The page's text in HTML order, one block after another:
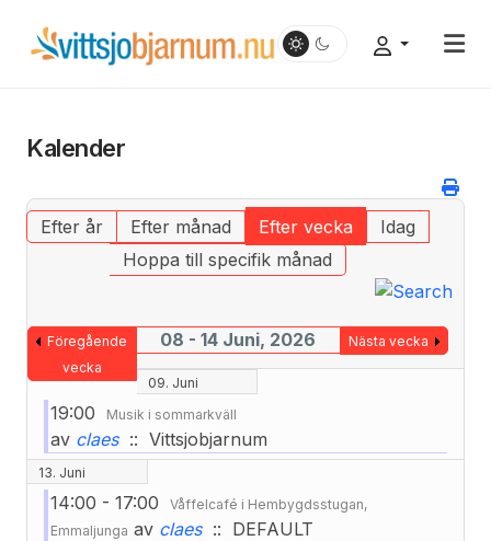
Kalender
Efter år Efter månad Efter vecka
Idag
Hoppa till specifik månad
Föregående
vecka
08 - 14 Juni, 2026 Nästa vecka
09. Juni
19:00 Musik i sommarkväll
av claes:: Vittsjobjarnum
13. Juni
14:00 - 17:00
Våffelcafé i Hembygdsstugan,
Emmaljunga av claes:: DEFAULT